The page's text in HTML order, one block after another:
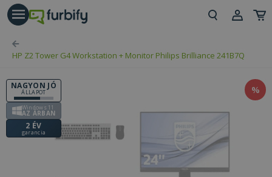
HP Z2 Tower G4 Workstation + Monitor Philips Brilliance 241B7Q
NAGYON JÓ
ÁLLAPOT
Windows 11
AZ ÁRBAN
2 ÉV
garancia
%
gomb